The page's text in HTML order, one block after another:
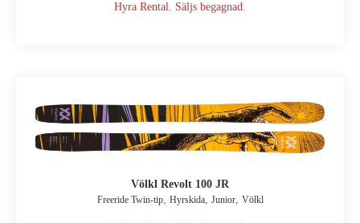
Hyra Rental. Säljs begagnad.
Völkl Revolt 100 JR
Freeride Twin-tip, Hyrskida, Junior, Völkl